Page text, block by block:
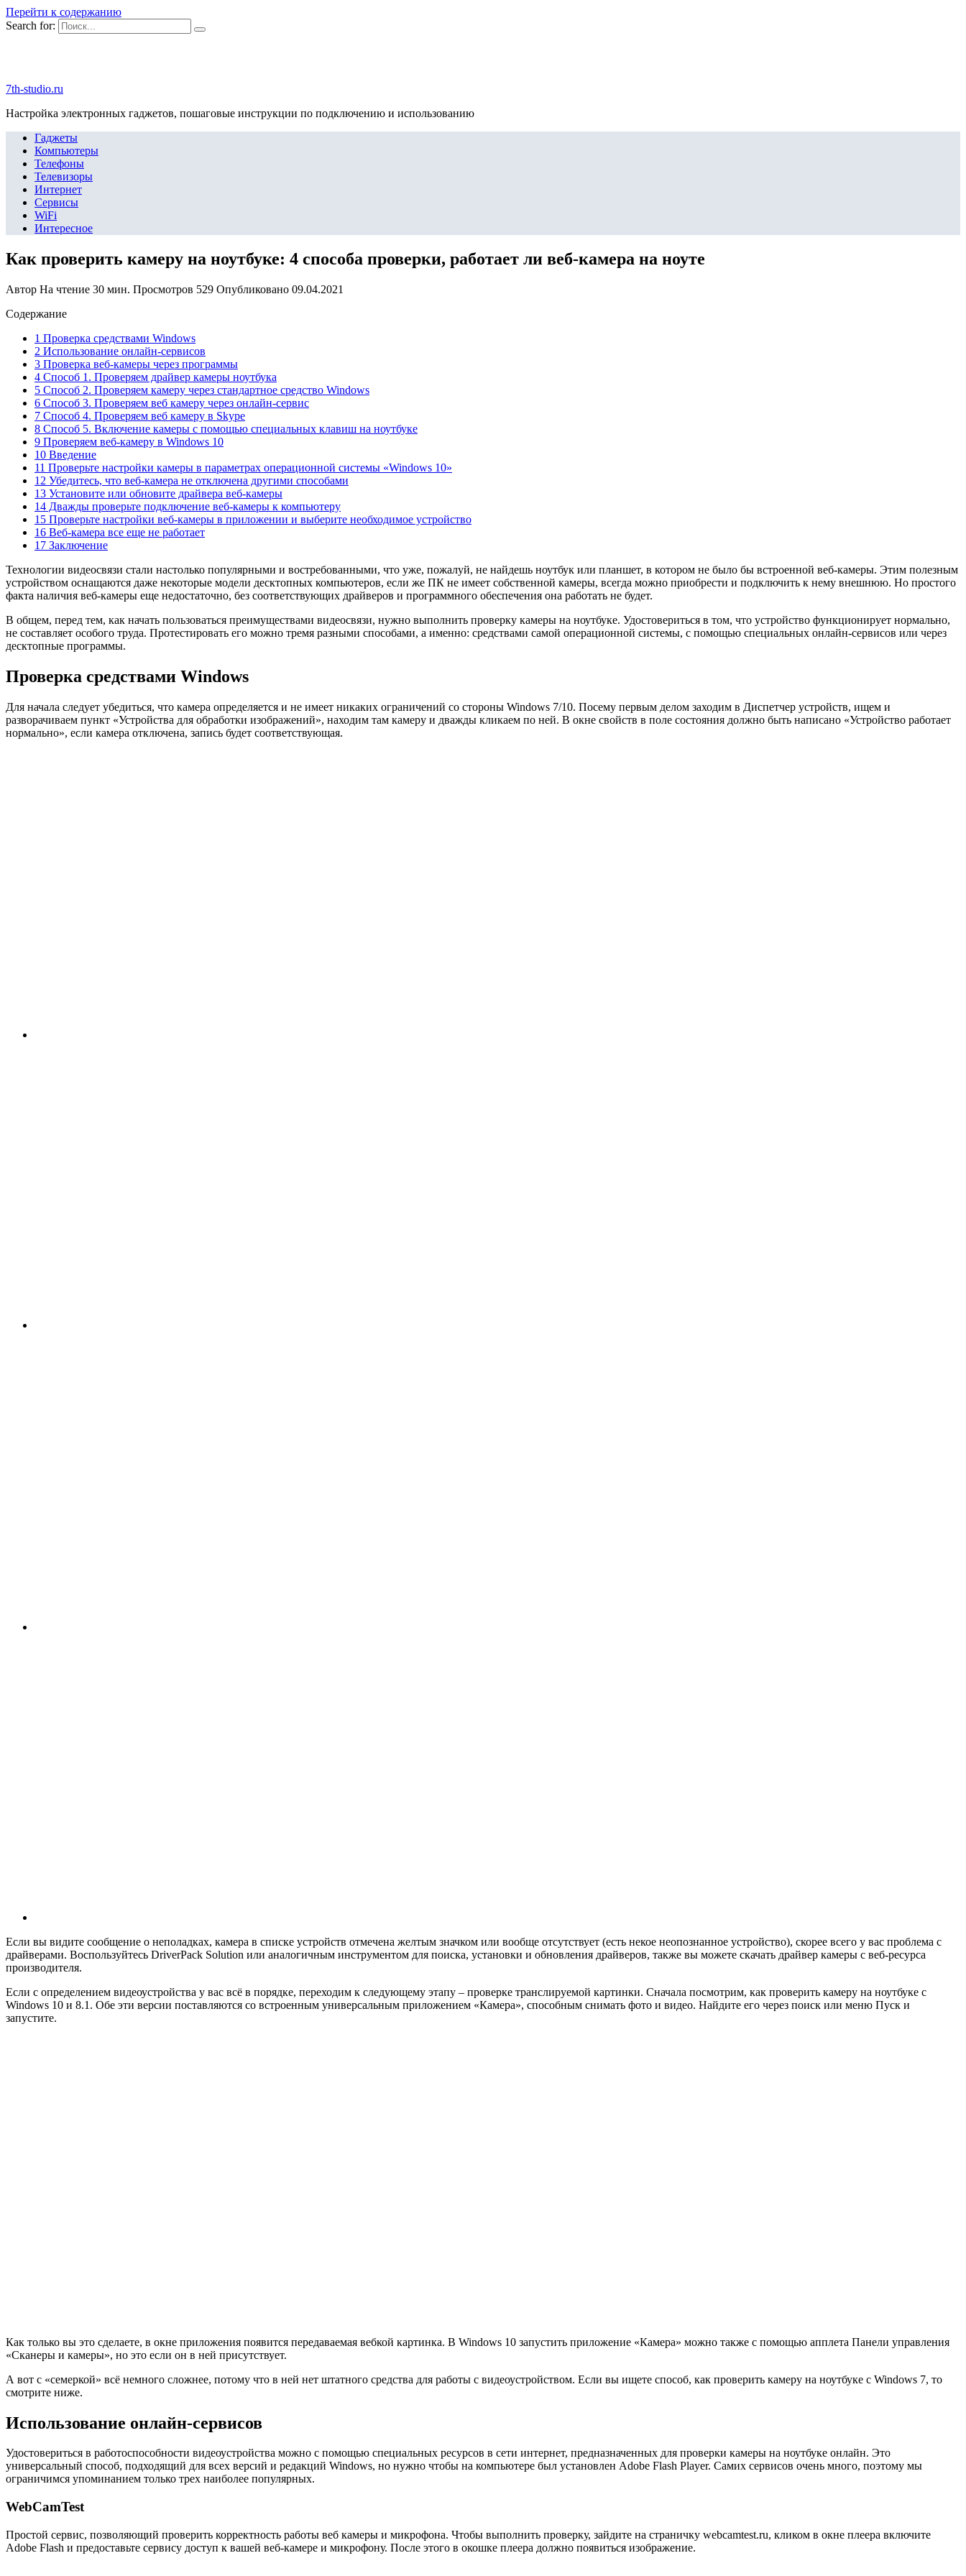
Перейти к содержанию
Search for:
7th-studio.ru
Настройка электронных гаджетов, пошаговые инструкции по подключению и использованию
Гаджеты
Компьютеры
Телефоны
Телевизоры
Интернет
Сервисы
WiFi
Интересное
Как проверить камеру на ноутбуке: 4 способа проверки, работает ли веб-камера на ноуте
Автор На чтение 30 мин. Просмотров 529 Опубликовано 09.04.2021
Содержание
1 Проверка средствами Windows
2 Использование онлайн-сервисов
3 Проверка веб-камеры через программы
4 Способ 1. Проверяем драйвер камеры ноутбука
5 Способ 2. Проверяем камеру через стандартное средство Windows
6 Способ 3. Проверяем веб камеру через онлайн-сервис
7 Способ 4. Проверяем веб камеру в Skype
8 Способ 5. Включение камеры с помощью специальных клавиш на ноутбуке
9 Проверяем веб-камеру в Windows 10
10 Введение
11 Проверьте настройки камеры в параметрах операционной системы «Windows 10»
12 Убедитесь, что веб-камера не отключена другими способами
13 Установите или обновите драйвера веб-камеры
14 Дважды проверьте подключение веб-камеры к компьютеру
15 Проверьте настройки веб-камеры в приложении и выберите необходимое устройство
16 Веб-камера все еще не работает
17 Заключение
Технологии видеосвязи стали настолько популярными и востребованными, что уже, пожалуй, не найдешь ноутбук или планшет, в котором не было бы встроенной веб-камеры. Этим полезным
устройством оснащаются даже некоторые модели десктопных компьютеров, если же ПК не имеет собственной камеры, всегда можно приобрести и подключить к нему внешнюю. Но простого
факта наличия веб-камеры еще недостаточно, без соответствующих драйверов и программного обеспечения она работать не будет.
В общем, перед тем, как начать пользоваться преимуществами видеосвязи, нужно выполнить проверку камеры на ноутбуке. Удостовериться в том, что устройство функционирует нормально,
не составляет особого труда. Протестировать его можно тремя разными способами, а именно: средствами самой операционной системы, с помощью специальных онлайн-сервисов или через
десктопные программы.
Проверка средствами Windows
Для начала следует убедиться, что камера определяется и не имеет никаких ограничений со стороны Windows 7/10. Посему первым делом заходим в Диспетчер устройств, ищем и
разворачиваем пункт «Устройства для обработки изображений», находим там камеру и дважды кликаем по ней. В окне свойств в поле состояния должно быть написано «Устройство работает
нормально», если камера отключена, запись будет соответствующая.
Если вы видите сообщение о неполадках, камера в списке устройств отмечена желтым значком или вообще отсутствует (есть некое неопознанное устройство), скорее всего у вас проблема с
драйверами. Воспользуйтесь DriverPack Solution или аналогичным инструментом для поиска, установки и обновления драйверов, также вы можете скачать драйвер камеры с веб-ресурса
производителя.
Если с определением видеоустройства у вас всё в порядке, переходим к следующему этапу – проверке транслируемой картинки. Сначала посмотрим, как проверить камеру на ноутбуке с
Windows 10 и 8.1. Обе эти версии поставляются со встроенным универсальным приложением «Камера», способным снимать фото и видео. Найдите его через поиск или меню Пуск и
запустите.
Как только вы это сделаете, в окне приложения появится передаваемая вебкой картинка. В Windows 10 запустить приложение «Камера» можно также с помощью апплета Панели управления
«Сканеры и камеры», но это если он в ней присутствует.
А вот с «семеркой» всё немного сложнее, потому что в ней нет штатного средства для работы с видеоустройством. Если вы ищете способ, как проверить камеру на ноутбуке с Windows 7, то
смотрите ниже.
Использование онлайн-сервисов
Удостовериться в работоспособности видеоустройства можно с помощью специальных ресурсов в сети интернет, предназначенных для проверки камеры на ноутбуке онлайн. Это
универсальный способ, подходящий для всех версий и редакций Windows, но нужно чтобы на компьютере был установлен Adobe Flash Player. Самих сервисов очень много, поэтому мы
ограничимся упоминанием только трех наиболее популярных.
WebCamTest
Простой сервис, позволяющий проверить корректность работы веб камеры и микрофона. Чтобы выполнить проверку, зайдите на страничку webcamtest.ru, кликом в окне плеера включите
Adobe Flash и предоставьте сервису доступ к вашей веб-камере и микрофону. После этого в окошке плеера должно появиться изображение.